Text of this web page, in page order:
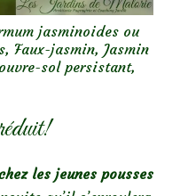
jasminoides ou
Faux-jasmin, Jasmin
sol persistant,
les jeunes pousses